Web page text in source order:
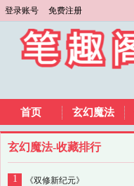
登录账号 免费注册
首页 玄幻魔法
玄幻魔法-收藏排行
1 《双修新纪元》